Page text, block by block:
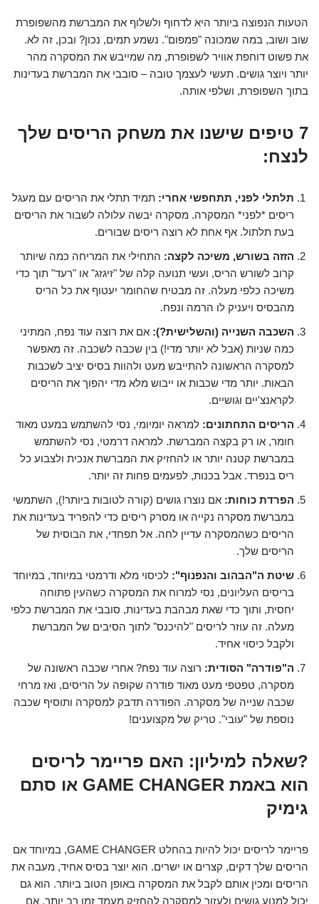
הטעות הנפוצה ביותר היא לדחוף ולשלוף את המברשת מהשפופרת
שוב ושוב, במה שמכונה "פמפום". נשמע תמים, נכון? ובכן, זה לא.
את פשוט דוחפת אוויר לשפופרת, מה שמייבש את המסקרה מהר
יותר ויוצר גושים. תעשי לעצמך טובה – סובבי את המברשת בעדינות
בתוך השפופרת, ושלפי אותה.
7 טיפים שישנו את משחק הריסים שלך
לנצח:
תלתלי לפני, תתחפשי אחרי: תמיד תתלי את הריסים עם מעגל
ריסים *לפני* המסקרה. מסקרה יבשה עלולה לשבור את הריסים
בעת תלתול. אף אחת לא רוצה ריסים שבורים.
הזזה בשורש, משיכה לקצה: התחילי את המריחה כמה שיותר
קרוב לשורש הריס, ועשי תנועה קלה של "זיגזג" או "רעד" תוך כדי
משיכה כלפי מעלה. זה מבטיח שהחומר יעטוף את כל הריס
מהבסיס ויעניק לו הרמה ונפח.
השכבה השנייה (והשלישית?): אם את רוצה עוד נפח, המתיני
כמה שניות (אבל לא יותר מדי!) בין שכבה לשכבה. זה מאפשר
למסקרה הראשונה להתייבש מעט ולהוות בסיס יציב לשכבות
הבאות. יותר מדי שכבות או ייבוש מלא מדי יהפוך את הריסים
לקראנצ'יים וגושיים.
הריסים התחתונים: למראה יומיומי, נסי להשתמש במעט מאוד
חומר, או רק בקצה המברשת. למראה דרמטי, נסי להשתמש
במברשת קטנה יותר או להחזיק את המברשת אנכית ולצבוע כל
ריס בנפרד. אבל בכנות, לפעמים פחות זה יותר.
הפרדת כוחות: אם נוצרו גושים (קורה לטובות ביותר!), השתמשי
במברשת מסקרה נקייה או מסרק ריסים כדי להפריד בעדינות את
הריסים כשהמסקרה עדיין לחה. אל תפחדי, את הבוסית של
הריסים שלך.
שיטת ה"הבהוב והנפנוף": לכיסוי מלא ודרמטי במיוחד, במיוחד
בריסים העליונים, נסי למרוח את המסקרה כשהעין פתוחה
יחסית, ותוך כדי שאת מבהבת בעדינות, סובבי את המברשת כלפי
מעלה. זה עוזר לריסים "להיכנס" לתוך הסיבים של המברשת
ולקבל כיסוי אחיד.
ה"פודרה" הסודית: רוצה עוד נפח? אחרי שכבה ראשונה של
מסקרה, טפטפי מעט מאוד פודרה שקופה על הריסים, ואז מרחי
שכבה שנייה של מסקרה. הפודרה תדבק למסקרה ותוסיף שכבה
נוספת של "עובי". טריק של מקצוענים!
?שאלה למיליון: האם פריימר לריסים
הוא באמת GAME CHANGER או סתם
גימיק
פריימר לריסים יכול להיות בהחלט GAME CHANGER, במיוחד אם
הריסים שלך דקים, קצרים או ישרים. הוא יוצר בסיס אחיד, מעבה את
הריסים ומכין אותם לקבל את המסקרה באופן הטוב ביותר. הוא גם
יכול למנוע גושים ולעזור למסקרה להחזיק מעמד זמן רב יותר. אם